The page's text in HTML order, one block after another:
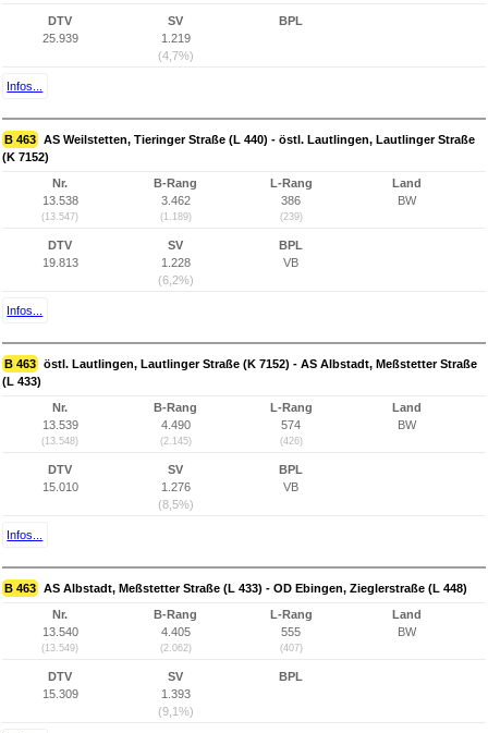
DTV
25.939
SV
1.219
(4,7%)
BPL
Infos...
B 463 AS Weilstetten, Tieringer Straße (L 440) - östl. Lautlingen, Lautlinger Straße
(K 7152)
Nr.
13.538
(13.547)
B-Rang
3.462
(1.189)
L-Rang
386
(239)
Land
BW
DTV
19.813
SV
1.228
(6,2%)
BPL
VB
Infos...
B 463 östl. Lautlingen, Lautlinger Straße (K 7152) - AS Albstadt, Meßstetter Straße
(L 433)
Nr.
13.539
(13.548)
B-Rang
4.490
(2.145)
L-Rang
574
(426)
Land
BW
DTV
15.010
SV
1.276
(8,5%)
BPL
VB
Infos...
B 463 AS Albstadt, Meßstetter Straße (L 433) - OD Ebingen, Zieglerstraße (L 448)
Nr.
13.540
(13.549)
B-Rang
4.405
(2.062)
L-Rang
555
(407)
Land
BW
DTV
15.309
SV
1.393
(9,1%)
BPL